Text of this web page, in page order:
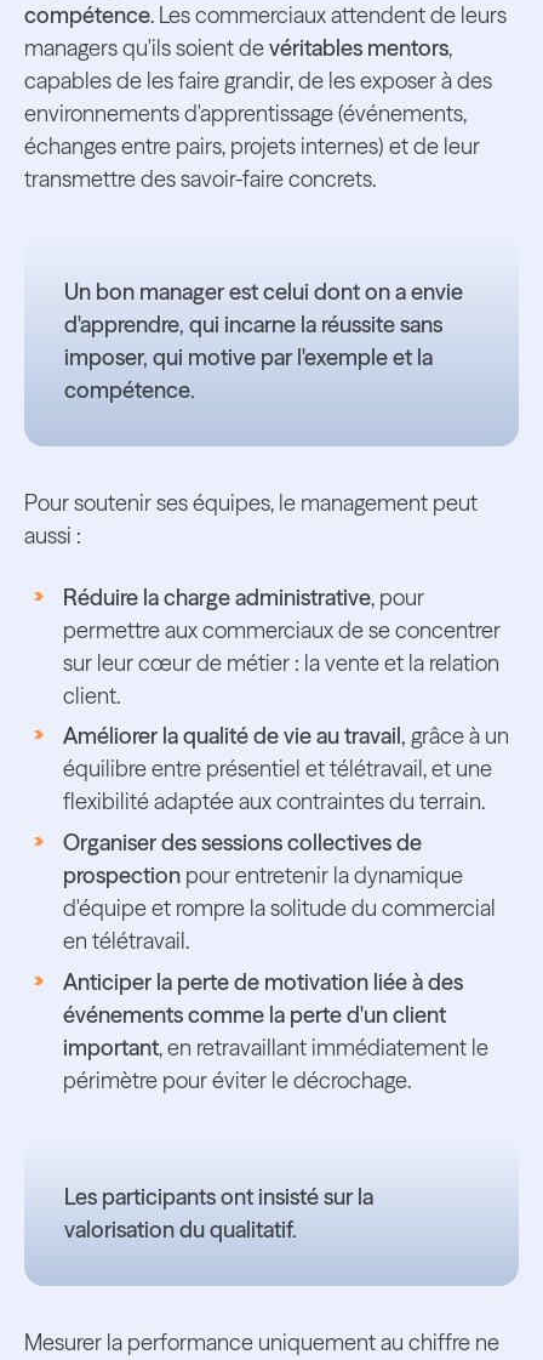
compétence. Les commerciaux attendent de leurs
managers qu'ils soient devéritables mentors,
capables de les faire grandir, de les exposer à des
environnements d'apprentissage (événements,
échanges entre pairs, projets internes) et de leur
transmettre des savoir-faire concrets.
Un bon manager est celui dont on a envie
d'apprendre, qui incarne la réussite sans
imposer, qui motive par l'exemple et la
compétence.
Pour soutenir ses équipes, le management peut
aussi :
Réduire la charge administrative, pour
permettre aux commerciaux de se concentrer
sur leur cœur de métier : la vente et la relation
client.
Améliorer la qualité de vie au travail, grâce à un
équilibre entre présentiel et télétravail, et une
flexibilité adaptée aux contraintes du terrain.
Organiser des sessions collectives de
prospectionpour entretenir la dynamique
d'équipe et rompre la solitude du commercial
en télétravail.
Anticiper la perte de motivation liée à des
événements comme la perte d'un client
important, en retravaillant immédiatement le
périmètre pour éviter le décrochage.
Les participants ont insisté sur la
valorisation du qualitatif.
Mesurer la performance uniquement au chiffre ne